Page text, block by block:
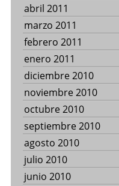
abril 2011
marzo 2011
febrero 2011
enero 2011
diciembre 2010
noviembre 2010
octubre 2010
septiembre 2010
agosto 2010
julio 2010
junio 2010